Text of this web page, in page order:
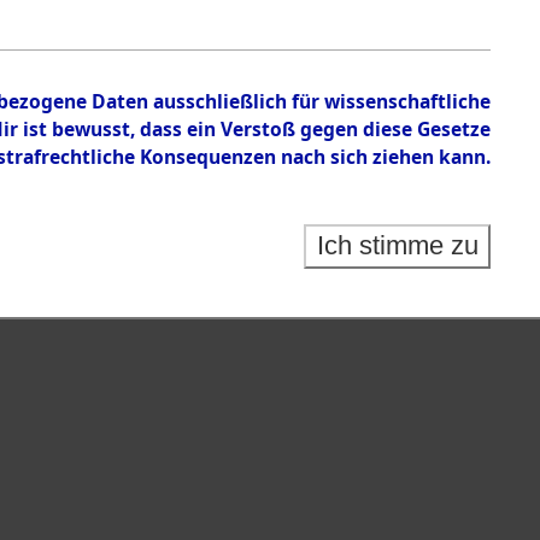
Daten ausschließlich für wissenschaftliche
bewusst, dass ein Verstoß gegen diese Gesetze
Konsequenzen nach sich ziehen kann.
Ich stimme zu